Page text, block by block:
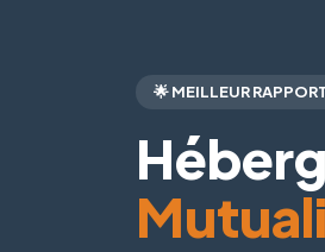
🌟 MEILLEUR